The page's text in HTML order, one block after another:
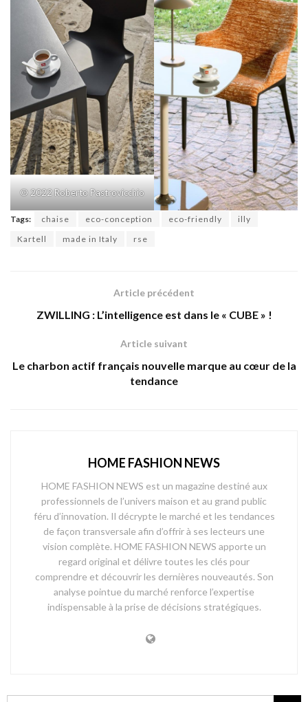
© 2022 Roberto Pastrovicchio
Tags: chaise eco-conception eco-friendly
illy
Kartell
made in Italy rse
Article précédent
ZWILLING : L’intelligence est dans le « CUBE » !
Article suivant
Le charbon actif français nouvelle marque au cœur de la
tendance
HOME FASHION NEWS
HOME FASHION NEWS est un magazine destiné aux
professionnels de l’univers maison et au grand public
féru d’innovation. Il décrypte le marché et les tendances
de façon transversale afin d’offrir à ses lecteurs une
vision complète. HOME FASHION NEWS apporte un
regard original et délivre toutes les clés pour
comprendre et découvrir les dernières nouveautés. Son
analyse pointue du marché renforce l’expertise
indispensable à la prise de décisions stratégiques.